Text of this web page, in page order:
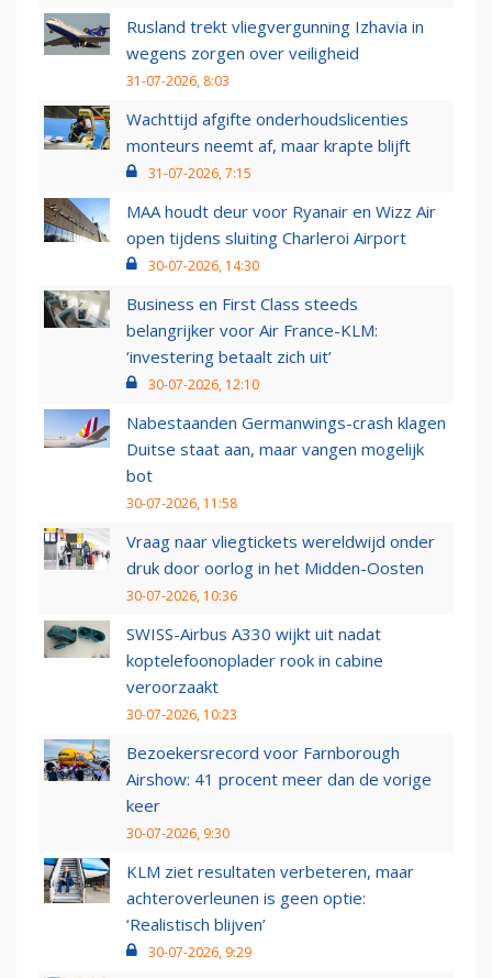
Rusland trekt vliegvergunning Izhavia in
wegens zorgen over veiligheid
31-07-2026, 8:03
Wachttijd afgifte onderhoudslicenties
monteurs neemt af, maar krapte blijft
31-07-2026, 7:15
MAA houdt deur voor Ryanair en Wizz Air
open tijdens sluiting Charleroi Airport
30-07-2026, 14:30
Business en First Class steeds
belangrijker voor Air France-KLM:
‘investering betaalt zich uit’
30-07-2026, 12:10
Nabestaanden Germanwings-crash klagen
Duitse staat aan, maar vangen mogelijk
bot
30-07-2026, 11:58
Vraag naar vliegtickets wereldwijd onder
druk door oorlog in het Midden-Oosten
30-07-2026, 10:36
SWISS-Airbus A330 wijkt uit nadat
koptelefoonoplader rook in cabine
veroorzaakt
30-07-2026, 10:23
Bezoekersrecord voor Farnborough
Airshow: 41 procent meer dan de vorige
keer
30-07-2026, 9:30
KLM ziet resultaten verbeteren, maar
achteroverleunen is geen optie:
‘Realistisch blijven’
30-07-2026, 9:29